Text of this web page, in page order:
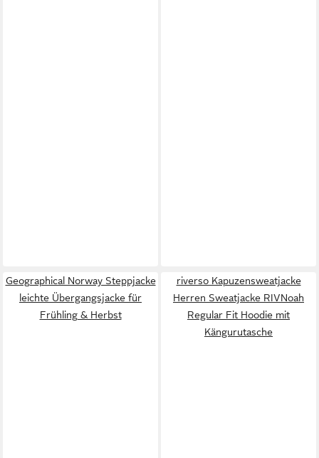
Geographical Norway Steppjacke
leichte Übergangsjacke für
Frühling & Herbst
riverso Kapuzensweatjacke
Herren Sweatjacke RIVNoah
Regular Fit Hoodie mit
Kängurutasche